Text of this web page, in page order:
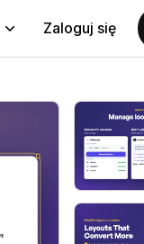
Zaloguj się